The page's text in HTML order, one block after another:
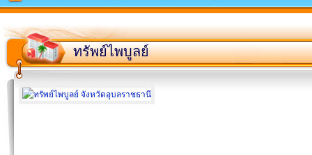
ทรัพย์ไพบูลย์